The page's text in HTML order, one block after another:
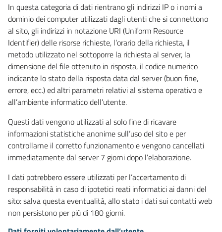
In questa categoria di dati rientrano gli indirizzi IP o i nomi a
dominio dei computer utilizzati dagli utenti che si connettono
al sito, gli indirizzi in notazione URI (Uniform Resource
Identifier) delle risorse richieste, l’orario della richiesta, il
metodo utilizzato nel sottoporre la richiesta al server, la
dimensione del file ottenuto in risposta, il codice numerico
indicante lo stato della risposta data dal server (buon fine,
errore, ecc.) ed altri parametri relativi al sistema operativo e
all’ambiente informatico dell’utente.
Questi dati vengono utilizzati al solo fine di ricavare
informazioni statistiche anonime sull’uso del sito e per
controllarne il corretto funzionamento e vengono cancellati
immediatamente dal server 7 giorni dopo l’elaborazione.
I dati potrebbero essere utilizzati per l’accertamento di
responsabilità in caso di ipotetici reati informatici ai danni del
sito: salva questa eventualità, allo stato i dati sui contatti web
non persistono per più di 180 giorni.